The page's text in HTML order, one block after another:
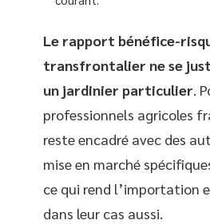
Le rapport bénéfice-
transfrontalier ne se
un jardinier particulier.
professionnels agricoles
reste encadré avec des
mise en marché
ce qui rend l’importation
dans leur cas aussi.